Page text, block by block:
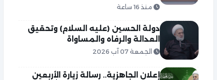
منذ 16 ساعة
دولة الحسين (عليه السلام) وتحقيق
العدالة والرفاه والمساواة
الجمعة 07 آب 2026
إعلان الجاهزية.. رسالة زيارة الأربعين